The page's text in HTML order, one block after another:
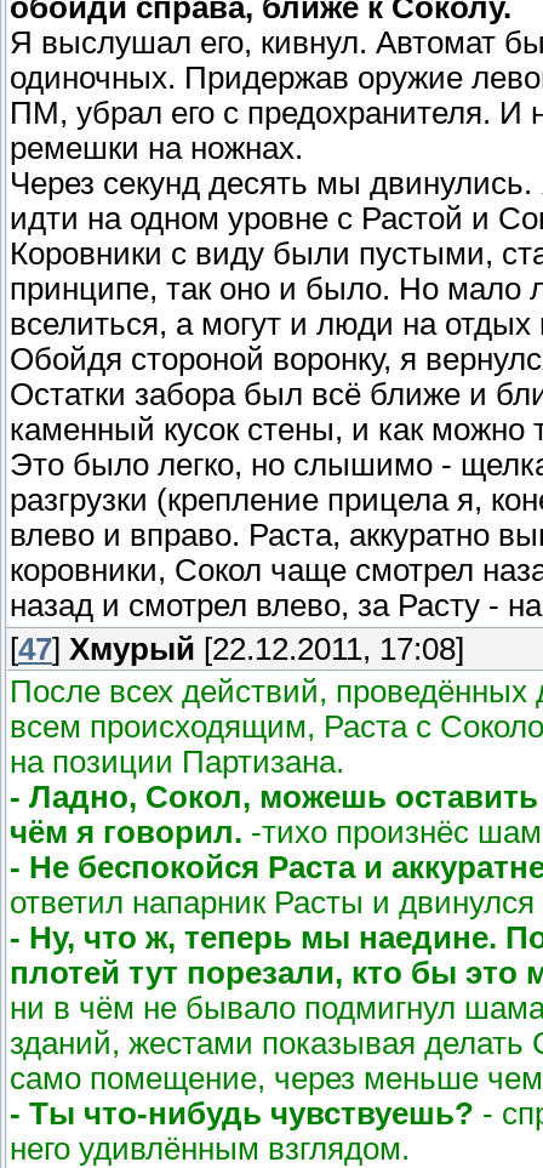
обойди справа, ближе к Соколу.
Я выслушал его, кивнул. Автомат
одиночных. Придержав оружие
ПМ, убрал его с предохранителя. И
ремешки на ножнах.
Через секунд десять мы
идти на одном уровне с Растой и
Коровники с виду были пустыми,
принципе, так оно и было. Но мало
вселиться, а могут и люди на отдых
Обойдя стороной воронку, я
Остатки забора был всё ближе и
каменный кусок стены, и как можно
Это было легко, но слышимо -
разгрузки (крепление прицела я,
влево и вправо. Раста, аккуратно
коровники, Сокол чаще смотрел
назад и смотрел влево, за Расту -
[47] Хмурый [22.12.2011, 17:08]
После всех действий, проведённых
всем происходящим, Раста с
на позиции Партизана.
- Ладно, Сокол, можешь оставить
чём я говорил. -тихо произнёс
- Не беспокойся Раста и
ответил напарник Расты и
- Ну, что ж, теперь мы наедине.
плотей тут порезали, кто бы
ни в чём не бывало подмигнул
зданий, жестами показывая
само помещение, через меньше
- Ты что-нибудь чувствуешь? -
него удивлённым взглядом.